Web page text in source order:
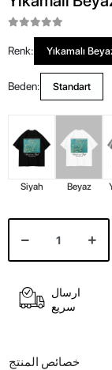
Renk: Yıkamalı
Beden: Standart
Siyah Beyaz
ارسال
سريع
خصائص المنتج